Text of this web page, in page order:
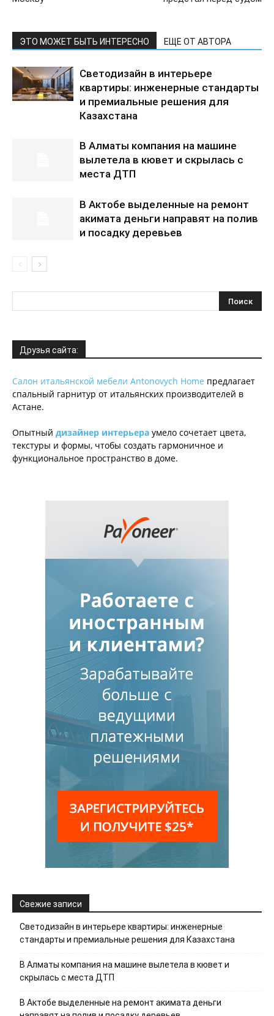
ЭТО МОЖЕТ БЫТЬ ИНТЕРЕСНО ЕЩЕ ОТ АВТОРА
Светодизайн в интерьере
квартиры: инженерные стандарты
и премиальные решения для
Казахстана
В Алматы компания на машине
вылетела в кювет и скрылась с
места ДТП
В Актобе выделенные на ремонт
акимата деньги направят на полив
и посадку деревьев
Друзья сайта:
Салон итальянской мебели Antonovych Home предлагает
спальный гарнитур от итальянских производителей в
Астане.
Опытный дизайнер интерьера умело сочетает цвета,
текстуры и формы, чтобы создать гармоничное и
функциональное пространство в доме.
Свежие записи
Светодизайн в интерьере квартиры: инженерные
стандарты и премиальные решения для Казахстана
В Алматы компания на машине вылетела в кювет и
скрылась с места ДТП
В Актобе выделенные на ремонт акимата деньги